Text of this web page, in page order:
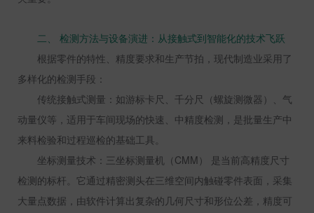
二、 检测方法与设备演进：从接触式到智能化的技术飞跃
根据零件的特性、精度要求和生产节拍，现代制造业采用了
多样化的检测手段：
传统接触式测量：如游标卡尺、千分尺（螺旋测微器）、气
动量仪等，适用于车间现场的快速、中精度检测，是批量生产中
来料检验和过程巡检的基础工具。
坐标测量技术：三坐标测量机（ CMM ） 是当前高精度尺寸
检测的标杆。它通过精密测头在三维空间内触碰零件表面，采集
大量点数据，由软件计算出复杂的几何尺寸和形位公差，精度可